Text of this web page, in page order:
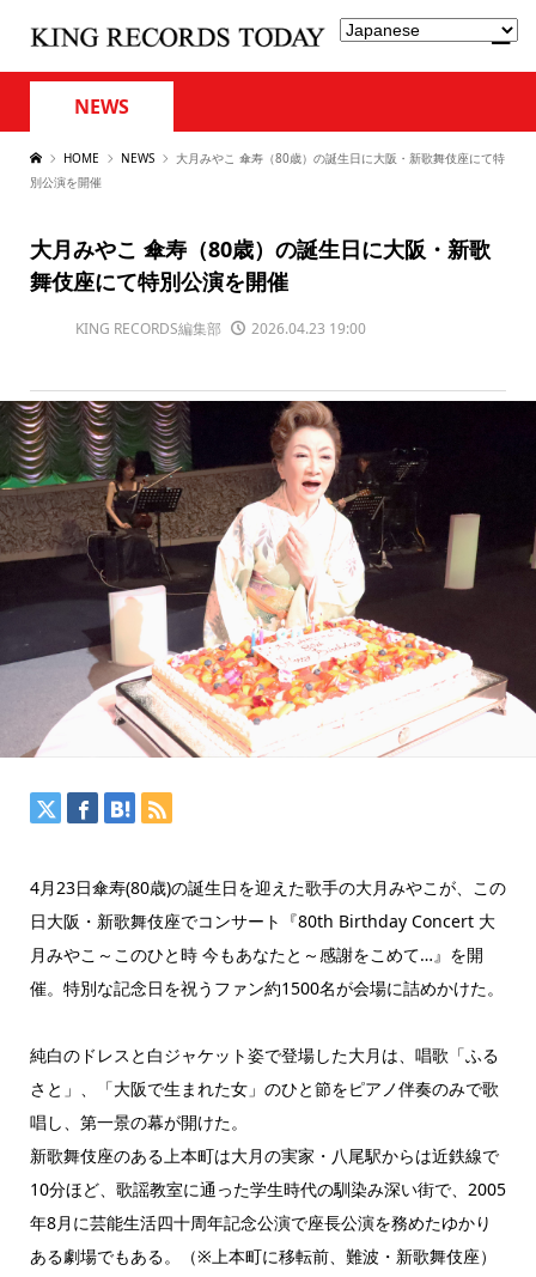
NEWS
HOME NEWS
大月みやこ 傘寿（80歳）の誕生日に大阪・新歌舞伎座にて特
別公演を開催
大月みやこ 傘寿（80歳）の誕生日に大阪・新歌
舞伎座にて特別公演を開催
KING RECORDS編集部 2026.04.23 19:00
4月23日傘寿(80歳)の誕生日を迎えた歌手の大月みやこが、この
日大阪・新歌舞伎座でコンサート『80th Birthday Concert 大
月みやこ～このひと時 今もあなたと～感謝をこめて…』を開
催。特別な記念日を祝うファン約1500名が会場に詰めかけた。
純白のドレスと白ジャケット姿で登場した大月は、唱歌「ふる
さと」、「大阪で生まれた女」のひと節をピアノ伴奏のみで歌
唱し、第一景の幕が開けた。
新歌舞伎座のある上本町は大月の実家・八尾駅からは近鉄線で
10分ほど、歌謡教室に通った学生時代の馴染み深い街で、2005
年8月に芸能生活四十周年記念公演で座長公演を務めたゆかり
ある劇場でもある。（※上本町に移転前、難波・新歌舞伎座）